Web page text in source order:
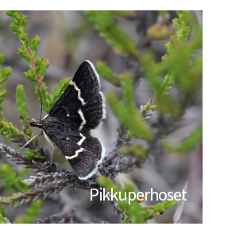
Pikkuperhoset